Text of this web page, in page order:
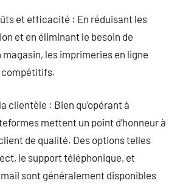
et efficacité : En réduisant les
et en éliminant le besoin de
les imprimeries en ligne
clientèle : Bien qu’opérant à
mettent un point d’honneur à
de qualité. Des options telles
le support téléphonique, et
sont généralement disponibles